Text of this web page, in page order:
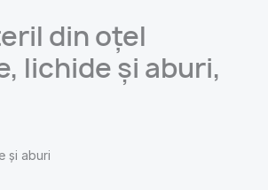
din oțel
lichide și aburi,
și aburi